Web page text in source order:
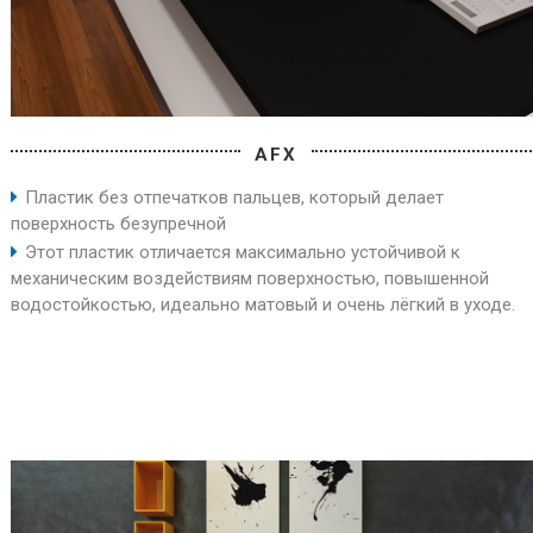
AFX
Пластик без отпечатков пальцев, который делает
поверхность безупречной
Этот пластик отличается максимально устойчивой к
механическим воздействиям поверхностью, повышенной
водостойкостью, идеально матовый и очень лёгкий в уходе.